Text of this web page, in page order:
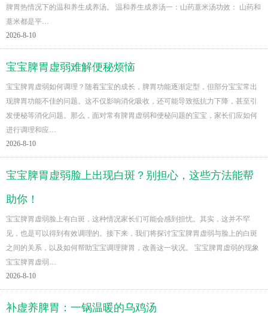
脾胃热情况下的温和养生成养汤。 温和养生成养汤一：山药薏米汤功效： 山药和
薏米都是平…
2026-8-10
宝宝脾胃虚弱难解便秘烦恼
宝宝脾胃虚弱如何调理？随着宝宝的成长，脾胃功能逐渐定型，但部分宝宝常出
现脾胃功能不佳的问题。这不仅影响消化吸收，还可能导致抵抗力下降，甚至引
发便秘等消化问题。那么，面对常有脾胃虚弱和便秘问题的宝宝，家长们应如何
进行调理和应…
2026-8-10
宝宝脾胃虚弱脸上出现白斑？别担心，这些方法能帮
助你！
宝宝脾胃虚弱脸上有白斑，这种情况家长们可能会感到担忧。其实，这并不罕
见，也是可以得到有效调理的。接下来，我们将探讨宝宝脾胃虚弱与脸上的白斑
之间的关系，以及如何帮助宝宝调理脾胃，改善这一状况。 宝宝脾胃虚弱的现象
宝宝脾胃虚弱…
2026-8-10
补虚养脾胃：一锅温暖的乌鸡汤